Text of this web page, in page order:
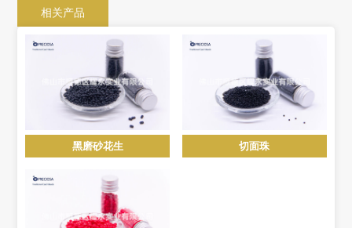
相关产品
黑磨砂花生 切面珠